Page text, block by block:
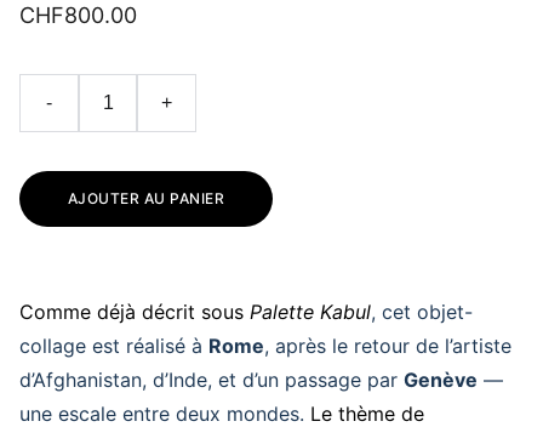
CHF800.00
- +
AJOUTER AU PANIER
Comme déjà décrit sous Palette Kabul, cet objet-
collage est réalisé à Rome, après le retour de l’artiste
d’Afghanistan, d’Inde, et d’un passage par Genève —
une escale entre deux mondes. Le thème de